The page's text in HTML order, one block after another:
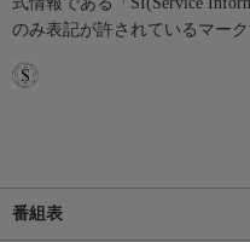
のみ表記が許されているマーク
番組表